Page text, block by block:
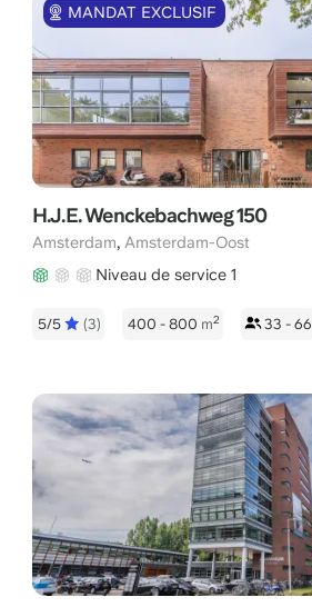
MANDAT EXCLUSIF
H.J.E. Wenckebachweg 150
Amsterdam, Amsterdam-Oost
Niveau de service 1
5/5 (3) 400 - 800 m2 33 - 66